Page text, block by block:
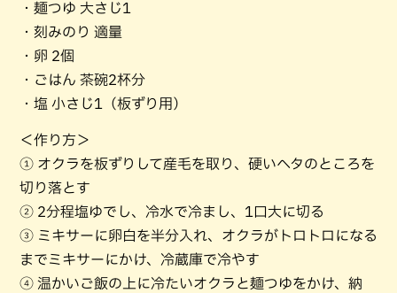
・麺つゆ 大さじ1
・刻みのり 適量
・卵 2個
・ごはん 茶碗2杯分
・塩 小さじ1（板ずり用）
＜作り方＞
① オクラを板ずりして産毛を取り、硬いヘタのところを
切り落とす
② 2分程塩ゆでし、冷水で冷まし、1口大に切る
③ ミキサーに卵白を半分入れ、オクラがトロトロになる
までミキサーにかけ、冷蔵庫で冷やす
④ 温かいご飯の上に冷たいオクラと麺つゆをかけ、納